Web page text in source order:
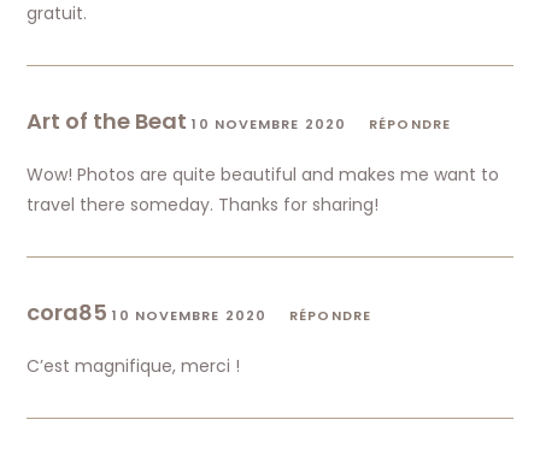
gratuit.
Art of the Beat 10 NOVEMBRE 2020 RÉPONDRE
Wow! Photos are quite beautiful and makes me want to
travel there someday. Thanks for sharing!
cora85 10 NOVEMBRE 2020 RÉPONDRE
C’est magnifique, merci !